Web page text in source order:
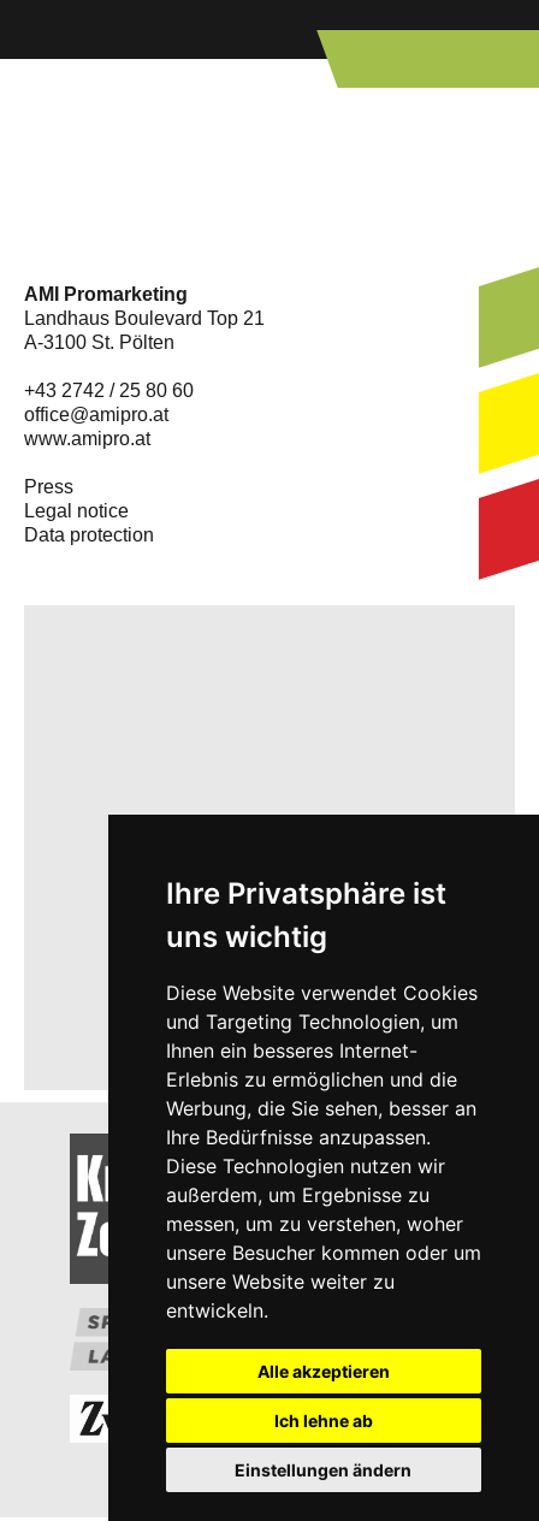
Ihre Privatsphäre ist
uns wichtig
Diese Website verwendet Cookies
und Targeting Technologien, um
Ihnen ein besseres Internet-
Erlebnis zu ermöglichen und die
Werbung, die Sie sehen, besser an
Ihre Bedürfnisse anzupassen.
Diese Technologien nutzen wir
außerdem, um Ergebnisse zu
messen, um zu verstehen, woher
unsere Besucher kommen oder um
unsere Website weiter zu
entwickeln.
Alle akzeptieren
Ich lehne ab
Einstellungen ändern
AMI Promarketing
Landhaus Boulevard Top 21
A-3100 St. Pölten
+43 2742 / 25 80 60
office@amipro.at
www.amipro.at
Press
Legal notice
Data protection